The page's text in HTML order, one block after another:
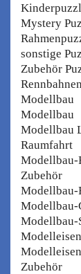
Mystery
sonstige
Zubehör
Modellbau
Modellbau
Modellbau
Raumfahrt
Modellbau-
Zubehör
Modellbau-
Modellbau-
Modellbau-
Zubehör